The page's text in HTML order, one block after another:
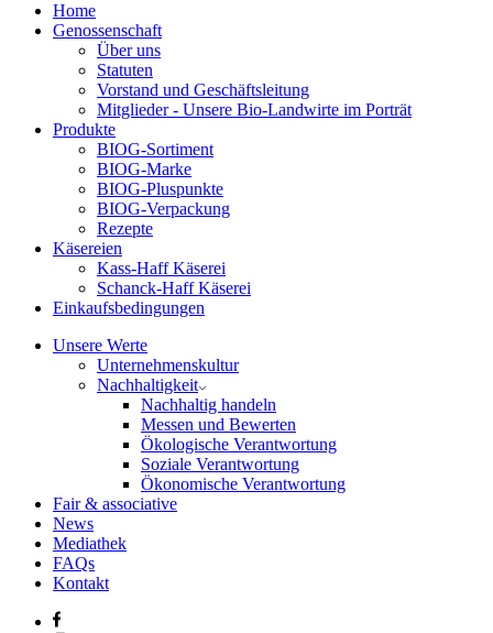
Home
Genossenschaft
Über uns
Statuten
Vorstand und Geschäftsleitung
Mitglieder - Unsere Bio-Landwirte im Porträt
Produkte
BIOG-Sortiment
BIOG-Marke
BIOG-Pluspunkte
BIOG-Verpackung
Rezepte
Käsereien
Kass-Haff Käserei
Schanck-Haff Käserei
Einkaufsbedingungen
Unsere Werte
Unternehmenskultur
Nachhaltigkeit
Nachhaltig handeln
Messen und Bewerten
Ökologische Verantwortung
Soziale Verantwortung
Ökonomische Verantwortung
Fair & associative
News
Mediathek
FAQs
Kontakt